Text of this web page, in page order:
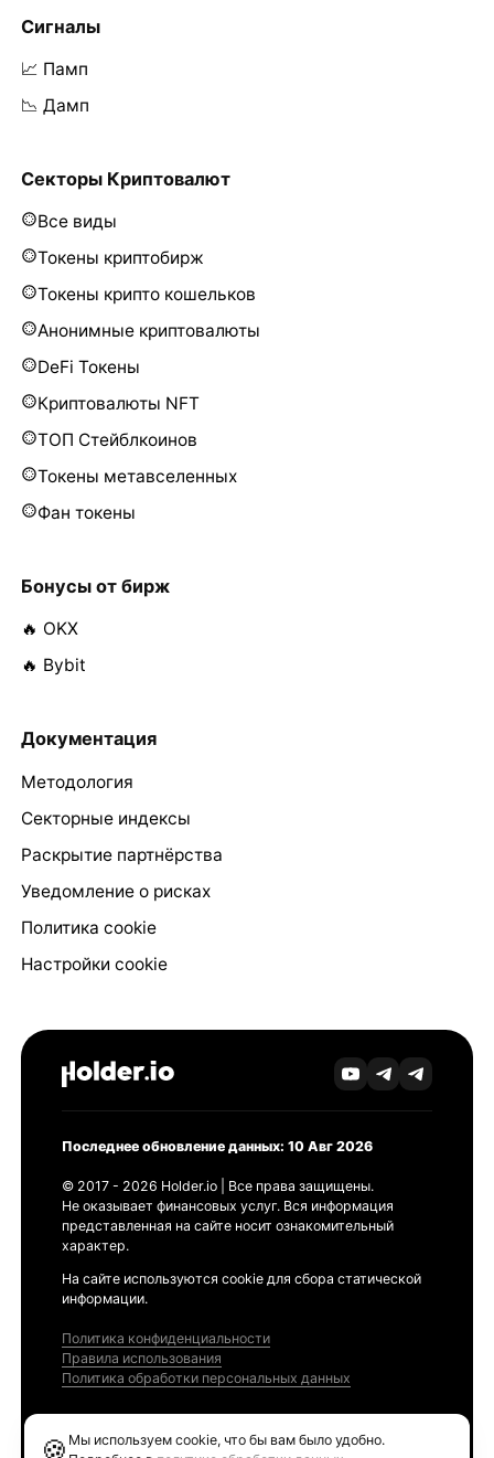
Сигналы
📈 Памп
📉 Дамп
Секторы Криптовалют
Все виды
Токены криптобирж
Токены крипто кошельков
Анонимные криптовалюты
DeFi Токены
Криптовалюты NFT
ТОП Стейблкоинов
Токены метавселенных
Фан токены
Бонусы от бирж
🔥 OKX
🔥 Bybit
Документация
Методология
Секторные индексы
Раскрытие партнёрства
Уведомление о рисках
Политика cookie
Настройки cookie
Последнее обновление данных: 10 Авг 2026
© 2017 - 2026 Holder.io | Все права защищены.
Не оказывает финансовых услуг. Вся информация
представленная на сайте носит ознакомительный
характер.
На сайте используются cookie для сбора статической
информации.
Политика конфиденциальности
Правила использования
Политика обработки персональных данных
🍪 Мы используем cookie, что бы вам было удобно.